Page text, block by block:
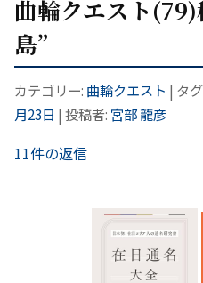
曲輪クエスト
島”
カテゴリー: 曲輪クエスト | タ
月23日 | 投稿者: 宮部 龍彦
11件の返信